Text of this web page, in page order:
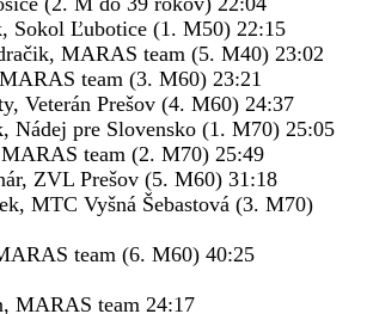
Sokol Ľubotice (1. M50) 22:15
MARAS team (5. M40) 23:02
team (3. M60) 23:21
Veterán Prešov (4. M60) 24:37
Nádej pre Slovensko (1. M70) 25:05
team (2. M70) 25:49
ZVL Prešov (5. M60) 31:18
MTC Vyšná Šebastová (3. M70)
team (6. M60) 40:25
MARAS team 24:17